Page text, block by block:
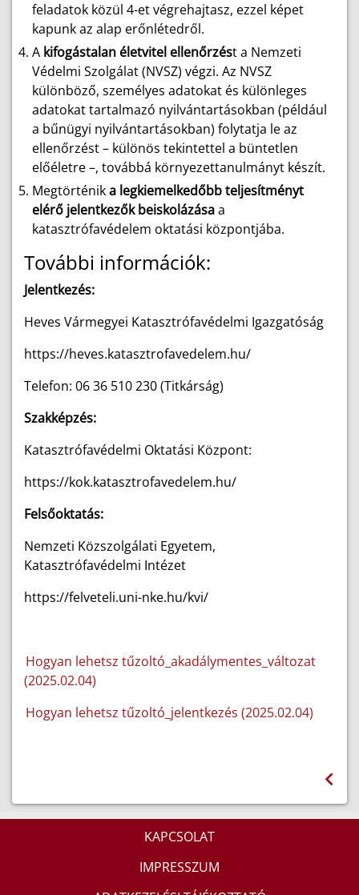
feladatok közül 4-et végrehajtasz, ezzel képet
kapunk az alap erőnlétedről.
A kifogástalan életvitel ellenőrzést a Nemzeti
Védelmi Szolgálat (NVSZ) végzi. Az NVSZ
különböző, személyes adatokat és különleges
adatokat tartalmazó nyilvántartásokban (például
a bűnügyi nyilvántartásokban) folytatja le az
ellenőrzést – különös tekintettel a büntetlen
előéletre –, továbbá környezettanulmányt készít.
Megtörténika legkiemelkedőbb teljesítményt
elérő jelentkezők beiskolázásaa
katasztrófavédelem oktatási központjába.
További információk:
Jelentkezés:
Heves Vármegyei Katasztrófavédelmi Igazgatóság
https://heves.katasztrofavedelem.hu/
Telefon: 06 36 510 230 (Titkárság)
Szakképzés:
Katasztrófavédelmi Oktatási Központ:
https://kok.katasztrofavedelem.hu/
Felsőoktatás:
Nemzeti Közszolgálati Egyetem,
Katasztrófavédelmi Intézet
https://felveteli.uni-nke.hu/kvi/
Hogyan lehetsz tűzoltó_akadálymentes_változat
(2025.02.04)
Hogyan lehetsz tűzoltó_jelentkezés (2025.02.04)
KAPCSOLAT
IMPRESSZUM